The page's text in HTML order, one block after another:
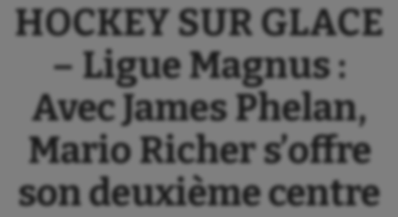
HOCKEY SUR GLACE
– Ligue Magnus :
Avec James Phelan,
Mario Richer s’offre
son deuxième centre